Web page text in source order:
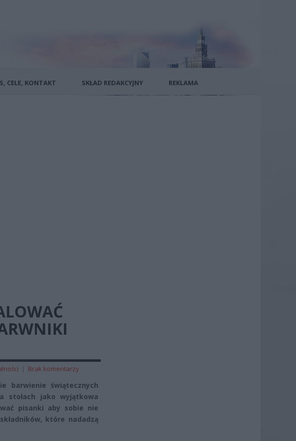
CELE, KONTAKT SKŁAD REDAKCYJNY REKLAMA
| Brak komentarzy
barwienie świątecznych
stołach jako wyjątkowa
pisanki aby sobie nie
które nadadzą